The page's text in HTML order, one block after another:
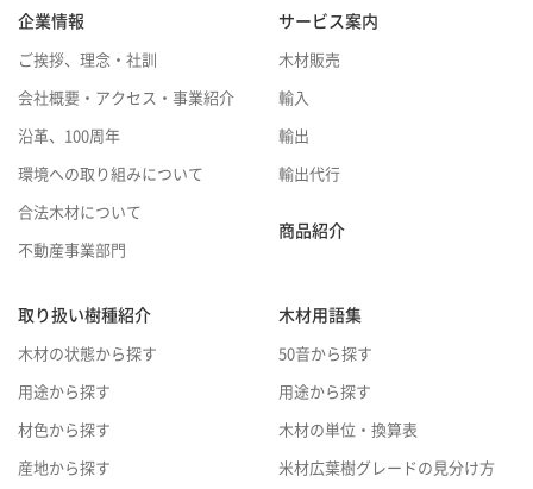
企業情報
ご挨拶、理念・社訓
会社概要・アクセス・事業紹介
沿革、100周年
環境への取り組みについて
合法木材について
不動産事業部門
サービス案内
木材販売
輸入
輸出
輸出代行
商品紹介
取り扱い樹種紹介
木材の状態から探す
用途から探す
材色から探す
産地から探す
木材用語集
50音から探す
用途から探す
木材の単位・換算表
米材広葉樹グレードの見分け方